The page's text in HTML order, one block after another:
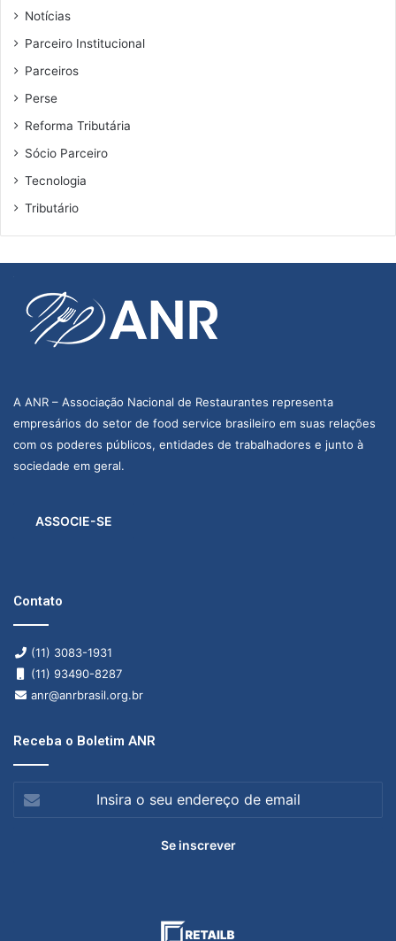
Notícias
Parceiro Institucional
Parceiros
Perse
Reforma Tributária
Sócio Parceiro
Tecnologia
Tributário
A ANR – Associação Nacional de Restaurantes representa
empresários do setor de food service brasileiro em suas relações
com os poderes públicos, entidades de trabalhadores e junto à
sociedade em geral.
ASSOCIE-SE
Contato
(11) 3083-1931
(11) 93490-8287
anr@anrbrasil.org.br
Receba o Boletim ANR